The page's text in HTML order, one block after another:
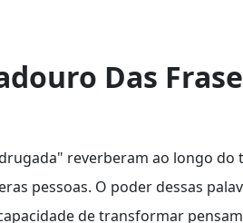
Das
reverberam ao longo do
pessoas. O poder dessas
de transformar